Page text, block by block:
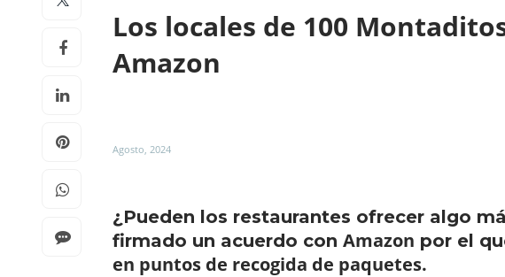
Los locales de 100
Amazon
Agosto, 2024
¿Pueden los restaurantes ofrecer algo
firmado un acuerdo con Amazon por el
en puntos de recogida de paquetes.